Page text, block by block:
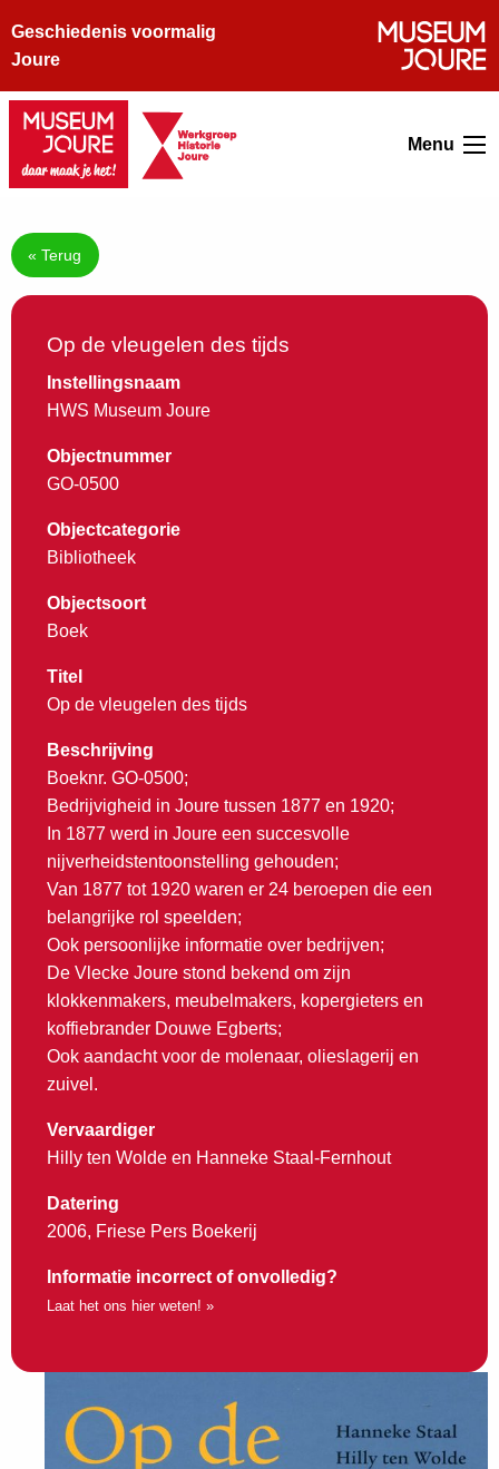
Geschiedenis voormalig
Joure
Menu
« Terug
Op de vleugelen des tijds
Instellingsnaam
HWS Museum Joure
Objectnummer
GO-0500
Objectcategorie
Bibliotheek
Objectsoort
Boek
Titel
Op de vleugelen des tijds
Beschrijving
Boeknr. GO-0500;
Bedrijvigheid in Joure tussen 1877 en 1920;
In 1877 werd in Joure een succesvolle
nijverheidstentoonstelling gehouden;
Van 1877 tot 1920 waren er 24 beroepen die een
belangrijke rol speelden;
Ook persoonlijke informatie over bedrijven;
De Vlecke Joure stond bekend om zijn
klokkenmakers, meubelmakers, kopergieters en
koffiebrander Douwe Egberts;
Ook aandacht voor de molenaar, olieslagerij en
zuivel.
Vervaardiger
Hilly ten Wolde en Hanneke Staal-Fernhout
Datering
2006, Friese Pers Boekerij
Informatie incorrect of onvolledig?
Laat het ons hier weten! »